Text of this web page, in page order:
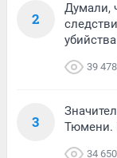
2
Думали,
39 478
3
Тюмени.
34 650